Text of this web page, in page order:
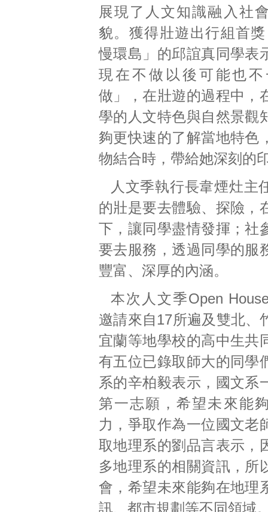
展現了人文知識融入社
貌。獲得壯遊出行組首
慢環島」的邱誼真同學表
現在不做以後可能也
做」，在壯遊的過程中，
學的人文特色與自然景觀
夠更快速的了解當地特色
物結合時，帶給她深刻的
人文季執行長韋煙灶主
的壯是要去體驗、探險，
下，讓同學盡情發揮；社
要去服務，透過同學的服
豐富、深厚的內涵。
本次人文季Open
邀請來自17所遍及雙北、
宜蘭等地學校的高中生共
有五位已錄取師大的同學
系的辛柏毅表示，國文系
第一志願，希望未來能
力，爭取作為一位國文老
取地理系的劉品言表示，
多地理系的相關資訊，所
會，希望未來能夠在地理
訊、都市規劃等不同領域